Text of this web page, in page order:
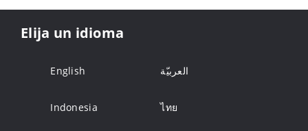
Elija un idioma
English العربيّة
Indonesia ไทย